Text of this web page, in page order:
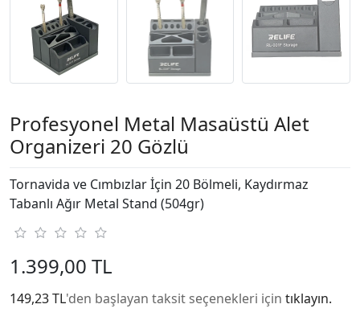
Profesyonel Metal Masaüstü Alet
Organizeri 20 Gözlü
Tornavida ve Cımbızlar İçin 20 Bölmeli, Kaydırmaz
Tabanlı Ağır Metal Stand (504gr)
1.399,00 TL
149,23 TL'den başlayan taksit seçenekleri için tıklayın.